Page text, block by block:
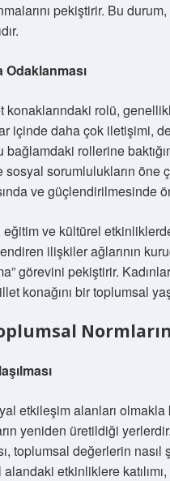
pekiştirir. Bu
Odaklanması
konaklarındaki rolü,
içinde daha çok iletişimi,
bağlamdaki rollerine
sorumlulukların öne
ve güçlendirilmesinde
eğitim ve kültürel
ilişkiler ağlarının
görevini pekiştirir.
konağını bir toplumsal
etkileşim alanları
yeniden üretildiği
toplumsal değerlerin
etkinliklere